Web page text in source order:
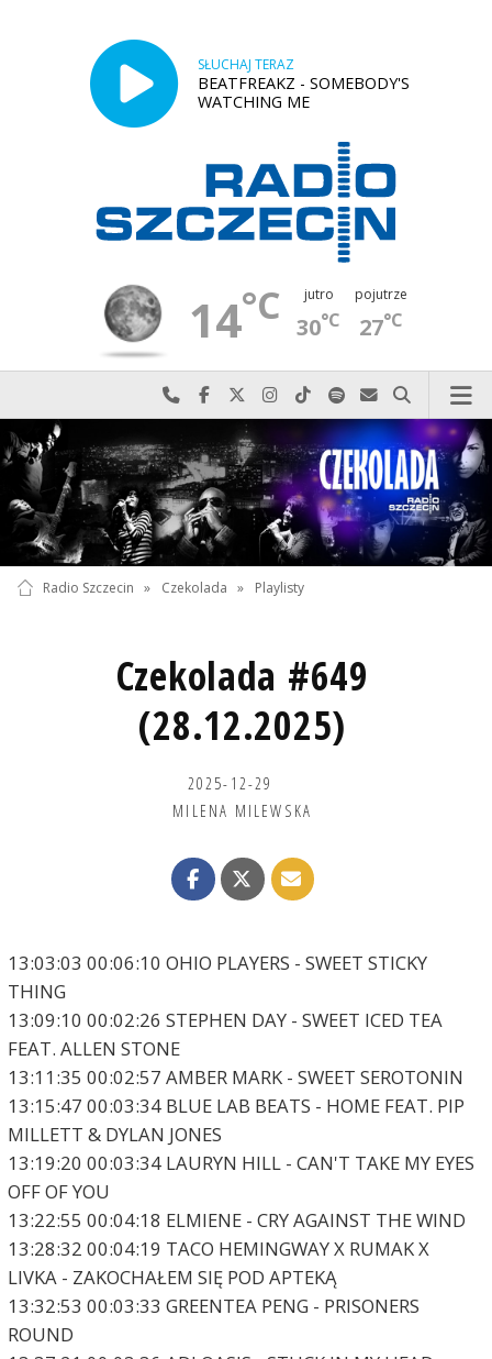
SŁUCHAJ TERAZ
BEATFREAKZ - SOMEBODY'S
WATCHING ME
14°C jutro
30°C
pojutrze
27°C
Najlepiej po prostu do nas zadzwoń
Odwiedź nas na Facebook-u
Odwiedź nas na X
Odwiedź nas na Instagram-ie
Odwiedź nas na TikTok-u
Szukaj nas na Spotify
Wyślij do nas
Szukaj
Radio Szczecin » Czekolada » Playlisty
Czekolada #649
(28.12.2025)
2025-12-29
MILENA MILEWSKA
13:03:03 00:06:10 OHIO PLAYERS - SWEET STICKY
THING
13:09:10 00:02:26 STEPHEN DAY - SWEET ICED TEA
FEAT. ALLEN STONE
13:11:35 00:02:57 AMBER MARK - SWEET SEROTONIN
13:15:47 00:03:34 BLUE LAB BEATS - HOME FEAT. PIP
MILLETT & DYLAN JONES
13:19:20 00:03:34 LAURYN HILL - CAN'T TAKE MY EYES
OFF OF YOU
13:22:55 00:04:18 ELMIENE - CRY AGAINST THE WIND
13:28:32 00:04:19 TACO HEMINGWAY X RUMAK X
LIVKA - ZAKOCHAŁEM SIĘ POD APTEKĄ
13:32:53 00:03:33 GREENTEA PENG - PRISONERS
ROUND